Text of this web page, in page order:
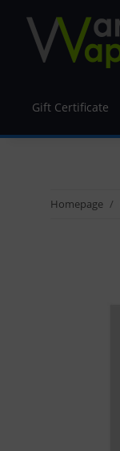
Gift Certificate
Homepage